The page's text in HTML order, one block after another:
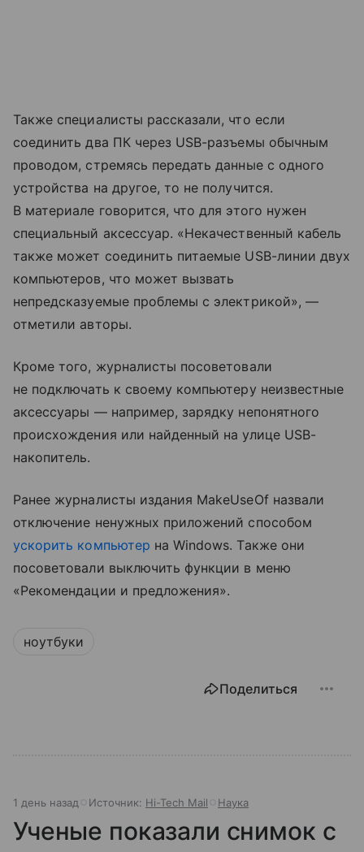
Также специалисты рассказали, что если
соединить два ПК через USB-разъемы обычным
проводом, стремясь передать данные с одного
устройства на другое, то не получится.
В материале говорится, что для этого нужен
специальный аксессуар. «Некачественный кабель
также может соединить питаемые USB-линии двух
компьютеров, что может вызвать
непредсказуемые проблемы с электрикой», —
отметили авторы.
Кроме того, журналисты посоветовали
не подключать к своему компьютеру неизвестные
аксессуары — например, зарядку непонятного
происхождения или найденный на улице USB-
накопитель.
Ранее журналисты издания MakeUseOf назвали
отключение ненужных приложений способом
ускорить компьютер на Windows. Также они
посоветовали выключить функции в меню
«Рекомендации и предложения».
ноутбуки
Поделиться
1 день назад Источник: Hi-Tech Mail Наука
Ученые показали снимок с